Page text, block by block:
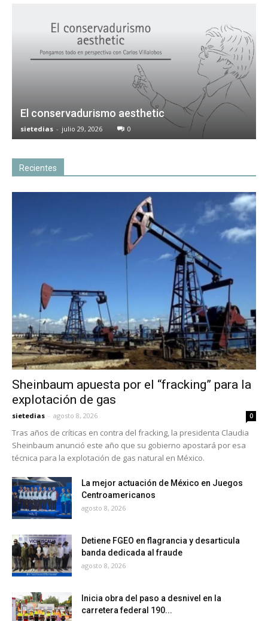
El conservadurismo aesthetic
sietedias - julio 29, 2026 0
Recientes
Sheinbaum apuesta por el “fracking” para la
explotación de gas
sietedias - agosto 8, 2026 0
Tras años de críticas en contra del fracking, la presidenta Claudia
Sheinbaum anunció este año que su gobierno apostará por esa
técnica para la explotación de gas natural en México.
La mejor actuación de México en Juegos
Centroamericanos
agosto 8, 2026
Detiene FGEO en flagrancia y desarticula
banda dedicada al fraude
agosto 8, 2026
Inicia obra del paso a desnivel en la
carretera federal 190...